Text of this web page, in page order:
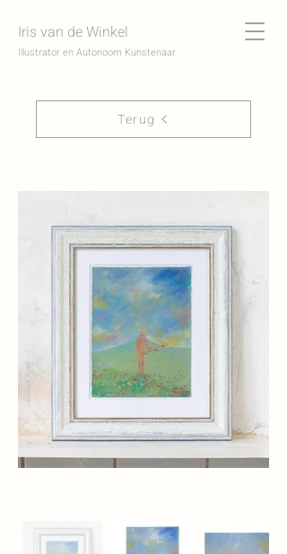
Iris van de Winkel
Illustrator en Autonoom Kunstenaar
Terug